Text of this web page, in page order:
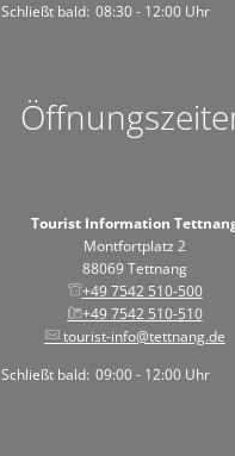
Klicken, um weitere Öffnungs-
Schließt bald: 08:30- 12:00Uhr
Tourist Information
Montfortplatz 2
88069 Tettnang
+49 7542 510-500
+49 7542 510-510
tourist-info@tettnang.de
Klicken, um weitere Öffnungs-
Schließt bald: 09:00- 12:00Uhr